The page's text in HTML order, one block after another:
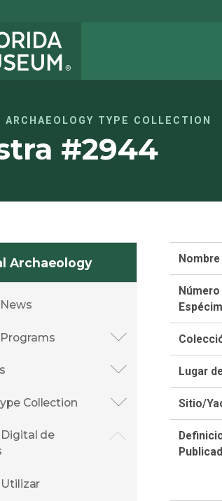
ARCHAEOLOGY TYPE COLLECTION
#2944
Archaeology
Collection
de
Lugar
Sitio/